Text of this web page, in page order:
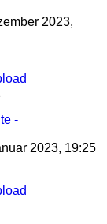
2023,
-
2023, 19:25